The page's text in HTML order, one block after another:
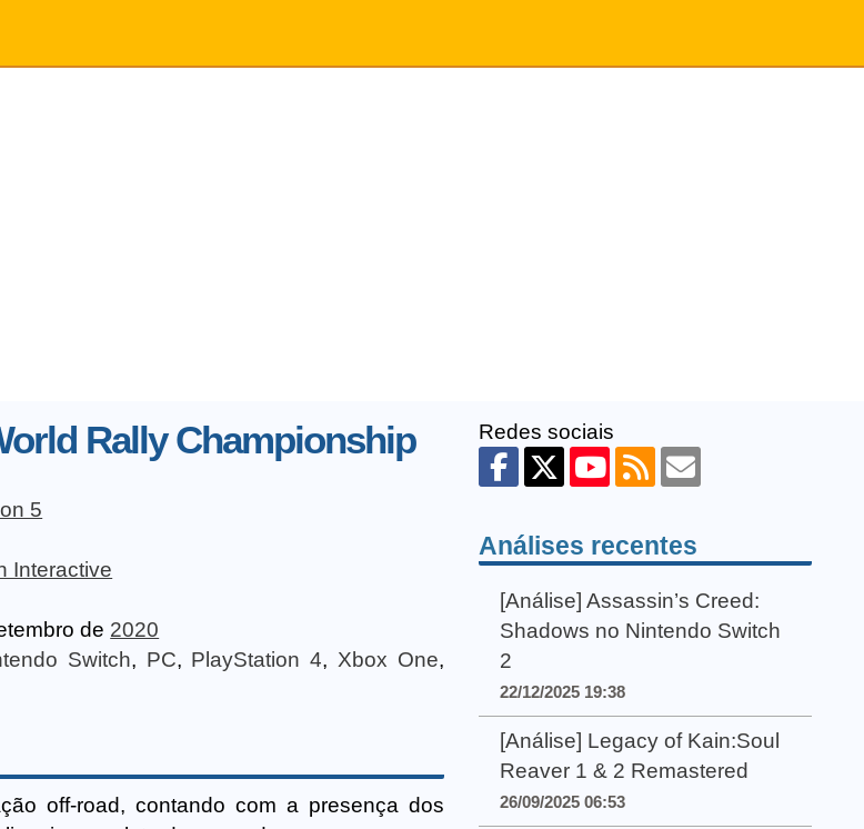
Rally Championship
5
Interactive
de 2020
Switch, PC, PlayStation 4, Xbox One,
off-road, contando com a presença dos
Redes sociais
Análises recentes
[Análise] Assassin’s Creed:
Shadows no Nintendo Switch
2
22/12/2025 19:38
[Análise] Legacy of Kain:Soul
Reaver 1 & 2 Remastered
26/09/2025 06:53